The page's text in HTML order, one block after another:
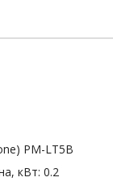
PM-LT5B
кВт: 0.2